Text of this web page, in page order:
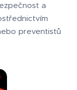
a
preventistů